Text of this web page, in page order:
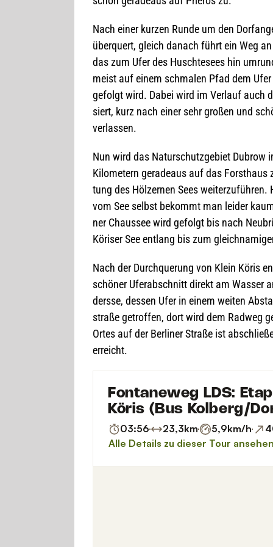
Nach einer kur­zen Runde um den
über­quert, gleich danach führt ein Weg
das zum Ufer des Husch­te­sees hin
meist auf einem schma­len Pfad dem
gefolgt wird. Dabei wird im Ver­lauf auch
siert, kurz nach einer sehr gro­ßen und
verlassen.
Nun wird das Natur­schutz­ge­biet Dubrow
Kilo­me­tern gera­de­aus auf das
tung des Höl­zer­nen Sees
vom See selbst bekommt man lei­der
ner Chaus­see wird gefolgt bis nach
Köri­ser See ent­lang bis zum
Nach der Durch­que­rung von Klein Köris
schö­ner Ufer­ab­schnitt direkt am Was­ser
dersse, des­sen Ufer in einem wei­ten
straße getrof­fen, dort wird dem Rad­weg
Ortes auf der Ber­li­ner Straße ist
erreicht.